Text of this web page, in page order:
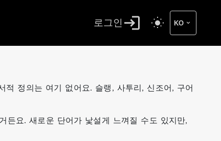
로그인 KO
정의는 여기 없어요. 슬랭, 사투리, 신조어, 구어
든요. 새로운 단어가 낯설게 느껴질 수도 있지만,